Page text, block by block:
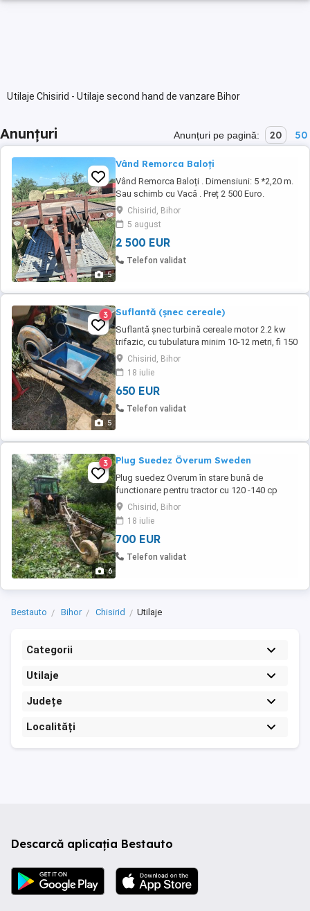
Utilaje Chisirid - Utilaje second hand de vanzare Bihor
Anunțuri Anunțuri pe pagină: 20 50
5
Vând Remorca Baloți
Vând Remorca Baloți . Dimensiuni: 5 *2,20 m.
Sau schimb cu Vacă . Preț 2 500 Euro.
Chisirid, Bihor
5 august
2 500 EUR
Telefon validat
5
3 Suflantă (șnec cereale)
Suflantă șnec turbină cereale motor 2.2 kw
trifazic, cu tubulatura minim 10-12 metri, fi 150
mm și coturi, în stare bună de funcționare,
ofer probă. Productivitate minim 5-6 tone pe
oră. Mai am disponibile doua.
Chisirid, Bihor
18 iulie
650 EUR
Telefon validat
6
3 Plug Suedez Överum Sweden
Plug suedez Overum în stare bună de
functionare pentru tractor cu 120 -140 cp
PREȚ 700Euro, negociabil
Chisirid, Bihor
18 iulie
700 EUR
Telefon validat
Bestauto Bihor Chisirid Utilaje
Categorii
Utilaje
Județe
Localități
Descarcă aplicația Bestauto